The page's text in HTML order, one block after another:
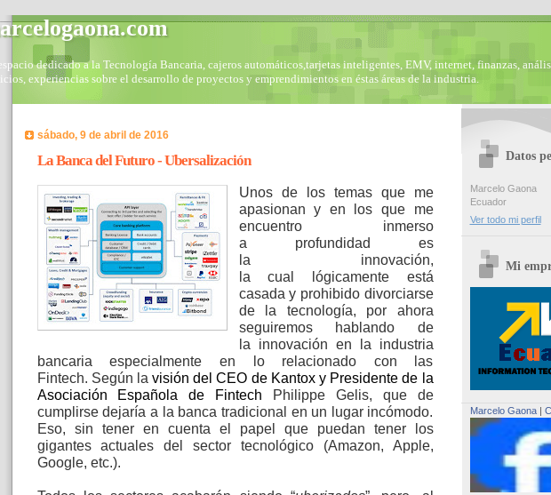
dedicado a la Tecnología Bancaria, cajeros automáticos,tarjetas inteligentes, EMV, internet, finanzas,
experiencias sobre el desarrollo de proyectos y emprendimientos en éstas áreas de la industria.
sábado, 9 de abril de 2016
La Banca del Futuro - Ubersalización
Unos de los temas que me
apasionan y en los que me
encuentro inmerso
a profundidad es
la innovación,
la cual lógicamente está
casada y prohibido divorciarse
de la tecnología, por ahora
seguiremos hablando de
la innovación en la industria
bancaria especialmente en lo relacionado con las
Fintech. Según la visión del CEO de Kantox y Presidente de la
Asociación Española de Fintech Philippe Gelis, que de
cumplirse dejaría a la banca tradicional en un lugar incómodo.
Eso, sin tener en cuenta el papel que puedan tener los
gigantes actuales del sector tecnológico (Amazon, Apple,
Google, etc.).
Datos
Marcelo Gaona
Ecuador
Ver todo mi perfil
Mi
Marcelo Gaona|